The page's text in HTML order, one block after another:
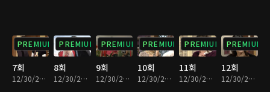
PREMIUM
7회
12/30/2022 • 36분
PREMIUM
8회
12/30/2022 • 37분
PREMIUM
9회
12/30/2022 • 37분
PREMIUM
10회
12/30/2022 • 36분
PREMIUM
11회
12/30/2022 • 36분
PREMIUM
12회
12/30/2022 • 36분